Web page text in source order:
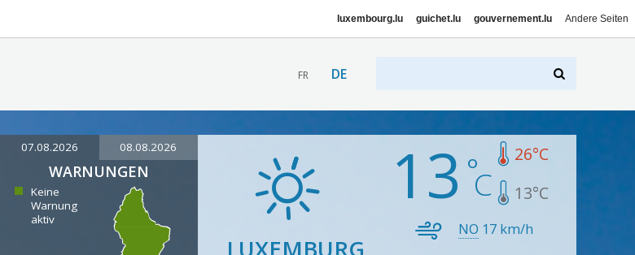
luxembourg.lu guichet.lu gouvernement.lu Andere Seiten
FR DE
07.08.2026 08.08.2026
WARNUNGEN
Keine
Warnung
aktiv
LUXEMBURG
13 26°C
13°C
NO 17 km/h